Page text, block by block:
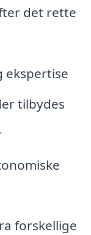
det rette
ekspertise
tilbydes
forskellige